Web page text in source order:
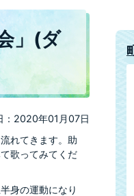
」(ダ
：2020年01月07日
れてきます。助
歌ってみてくだ
身の運動になり